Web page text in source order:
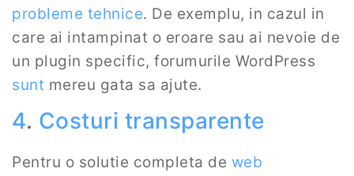
probleme tehnice. De exemplu, in cazul in
care ai intampinat o eroare sau ai nevoie de
un plugin specific, forumurile WordPress
sunt mereu gata sa ajute.
4. Costuri transparente
Pentru o solutie completa de web